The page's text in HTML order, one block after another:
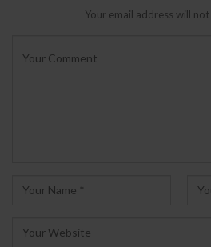
Your email address will